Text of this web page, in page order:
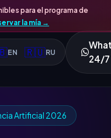
para el programa de
la mía →
EN 🇷🇺RU
24/7
Artificial 2026